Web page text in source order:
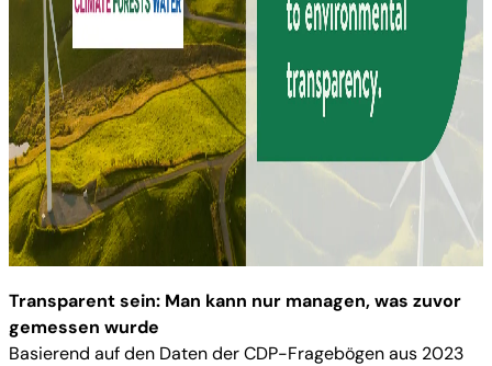
Transparent sein: Man kann nur managen, was zuvor
gemessen wurde
Basierend auf den Daten der CDP-Fragebögen aus 2023